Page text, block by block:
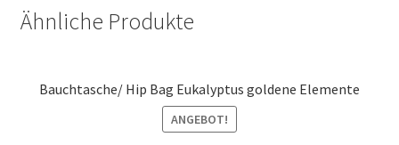
Ähnliche Produkte
Bauchtasche/ Hip Bag Eukalyptus goldene Elemente
ANGEBOT!